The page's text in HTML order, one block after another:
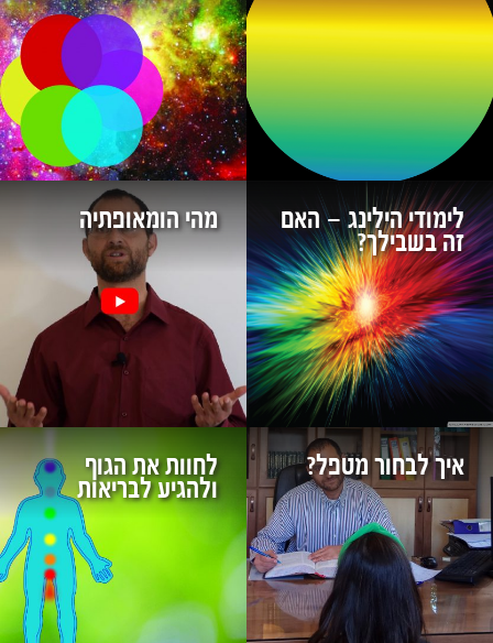
לימודי הילינג – האם
זה בשבילך?
מהי הומאופתיה
איך לבחור מטפל? לחוות את הגוף
ולהגיע לבריאות